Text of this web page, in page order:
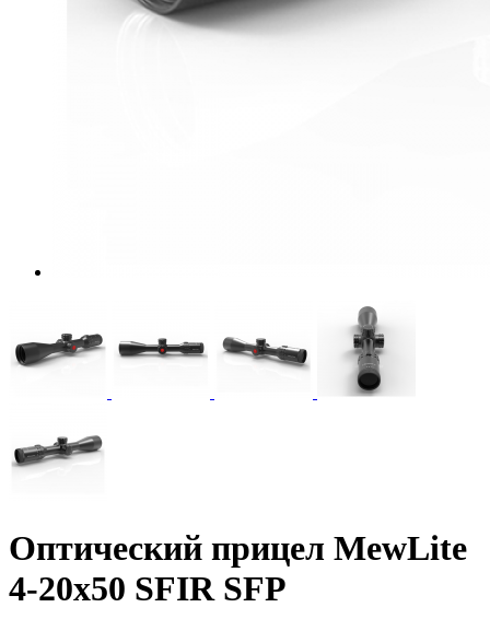
Оптический прицел MewLite
4-20x50 SFIR SFP